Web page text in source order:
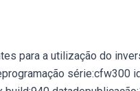
para a utilização do
série:cfw300